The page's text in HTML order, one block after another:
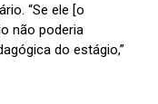
“Se ele [o
não poderia
do estágio,”